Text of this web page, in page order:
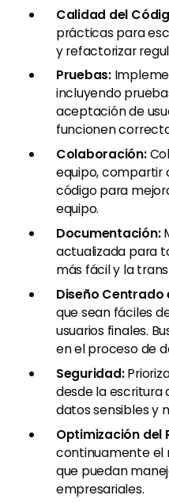
Calidad del
prácticas para
y refactorizar
Pruebas:
incluyendo
aceptación de
funcionen
Colaboración:
equipo, compartir
código para
equipo.
Documentación:
actualizada para
más fácil y la
Diseño Centrado
que sean fáciles
usuarios finales.
en el proceso de
Seguridad:
desde la escritura
datos sensibles y
Optimización del
continuamente el
que puedan
empresariales.